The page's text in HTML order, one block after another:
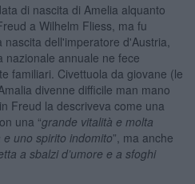
di nascita di Amelia alquanto
a Wilhelm Fliess, ma fu
dell'imperatore d'Austria,
nazionale annuale ne fece
familiari. Civettuola da giovane (le
divenne difficile man mano
Freud la descriveva come una
una “grande vitalità e molta
uno spirito indomito”, ma anche
a sbalzi d’umore e a sfoghi